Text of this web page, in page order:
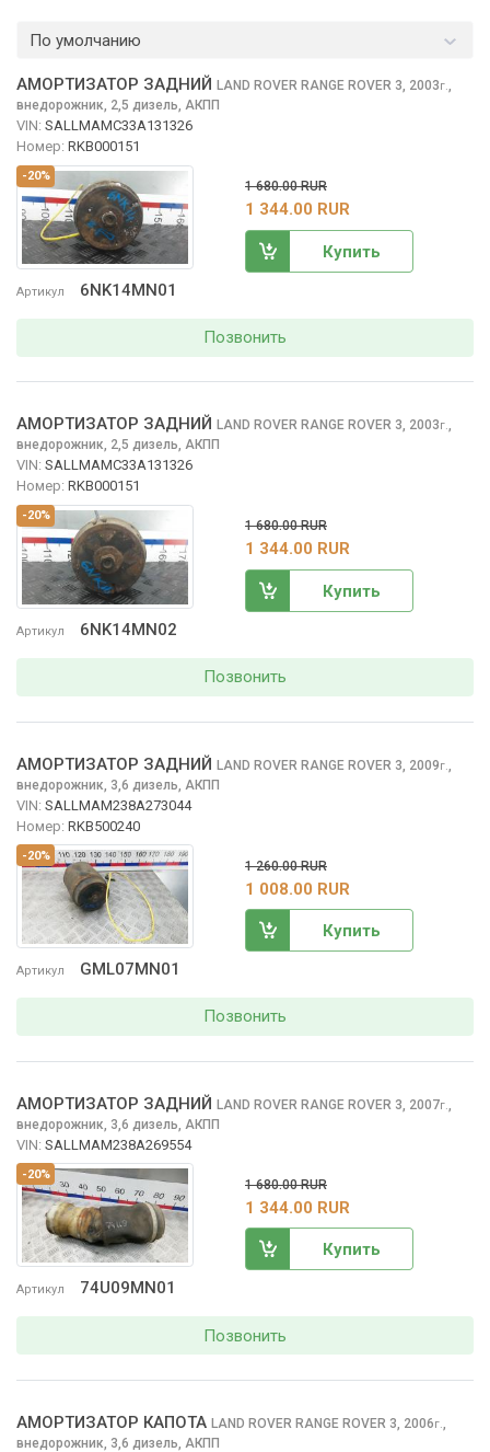
По умолчанию
-20%
Артикул 6NK14MN01
АМОРТИЗАТОР ЗАДНИЙ LAND ROVER RANGE ROVER 3, 2003г.,
внедорожник, 2,5 дизель, АКПП
VIN: SALLMAMC33A131326
Номер: RKB000151
1 680.00 RUR
1 344.00 RUR
Купить
Позвонить
-20%
Артикул 6NK14MN02
АМОРТИЗАТОР ЗАДНИЙ LAND ROVER RANGE ROVER 3, 2003г.,
внедорожник, 2,5 дизель, АКПП
VIN: SALLMAMC33A131326
Номер: RKB000151
1 680.00 RUR
1 344.00 RUR
Купить
Позвонить
-20%
Артикул GML07MN01
АМОРТИЗАТОР ЗАДНИЙ LAND ROVER RANGE ROVER 3, 2009г.
внедорожник, 3,6 дизель, АКПП
VIN: SALLMAM238A273044
Номер: RKB500240
1 260.00 RUR
1 008.00 RUR
Купить
Позвонить
-20%
Артикул 74U09MN01
АМОРТИЗАТОР ЗАДНИЙ LAND ROVER RANGE ROVER 3, 2007г.
внедорожник, 3,6 дизель, АКПП
VIN: SALLMAM238A269554
1 680.00 RUR
1 344.00 RUR
Купить
Позвонить
АМОРТИЗАТОР КАПОТА LAND ROVER RANGE ROVER 3, 2006г.
внедорожник, 3,6 дизель, АКПП